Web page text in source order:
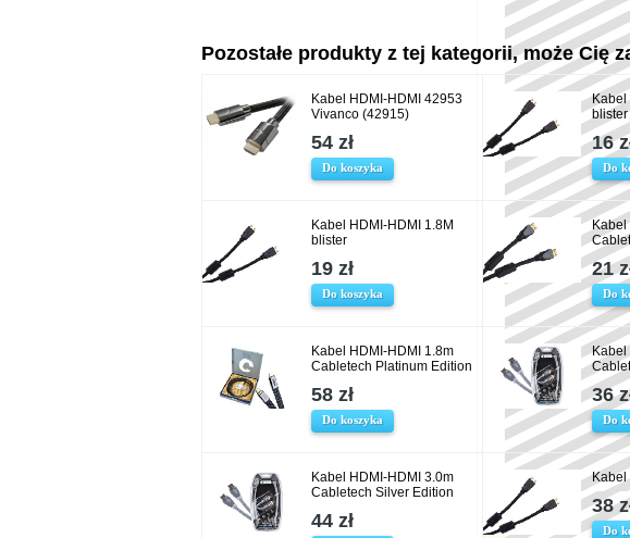
Pozostałe produkty z tej kategorii, może Cię
Kabel HDMI-HDMI 42953
Vivanco (42915)
54 zł
Do koszyka
Kabel
blister
16
Do
Kabel HDMI-HDMI 1.8M
blister
19 zł
Do koszyka
21
Do
Kabel HDMI-HDMI 1.8m
Cabletech Platinum Edition
58 zł
Do koszyka
Kabel
36
Do
Kabel HDMI-HDMI 3.0m
Cabletech Silver Edition
44 zł
Kabel
38
Do